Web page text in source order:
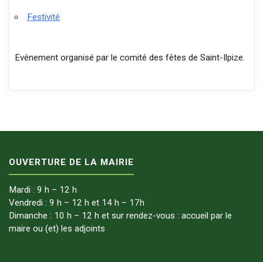
Festivité
Evénement organisé par le comité des fêtes de Saint-Ilpize.
OUVERTURE DE LA MAIRIE
Mardi : 9 h – 12 h
Vendredi : 9 h – 12 h et 14 h – 17h
Dimanche : 10 h – 12 h et sur rendez-vous : accueil par le
maire ou (et) les adjoints